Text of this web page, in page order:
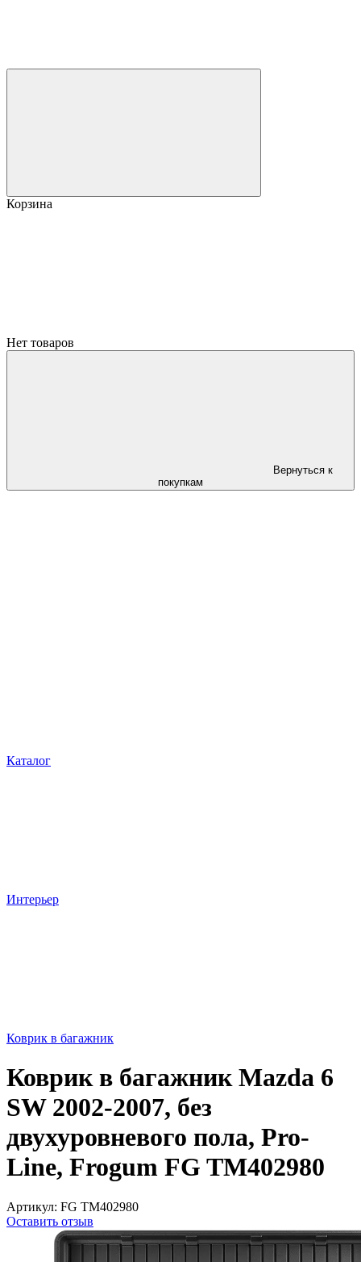
Корзина
Нет товаров
Вернуться к
покупкам
Каталог
Интерьер
Коврик в багажник
Коврик в багажник Mazda 6
SW 2002-2007, без
двухуровневого пола, Pro-
Line, Frogum FG TM402980
Артикул: FG TM402980
Оставить отзыв